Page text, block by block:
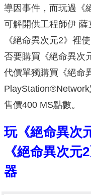
導因事件，而玩過《
可解開供工程師伊
《絕命異次元2》裡
否要購買《絕命異次
代價單獨購買《絕命
售價400 MS點數。
玩《絕命異次
《絕命異次
器